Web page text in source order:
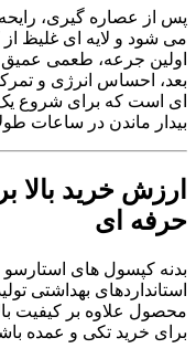
پس از عصاره گیری،
می شود و لایه ای غلیظ
اولین جرعه، طعمی عمیق
بعد، احساس انرژی و
ای است که برای شروع
بیدار ماندن در ساعات
ارزش خرید
حرفه ای
بدنه کپسول های استارسو
استانداردهای بهداشتی
محصول علاوه بر کیفیت
برای خرید تکی و عمده